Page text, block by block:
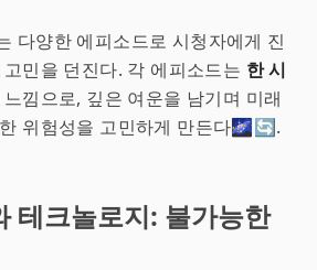
다양한 에피소드로 시청자에게 진
민을 던진다. 각 에피소드는 한 시
낌으로, 깊은 여운을 남기며 미래
위험성을 고민하게 만든다🌌🔄.
테크놀로지: 불가능한